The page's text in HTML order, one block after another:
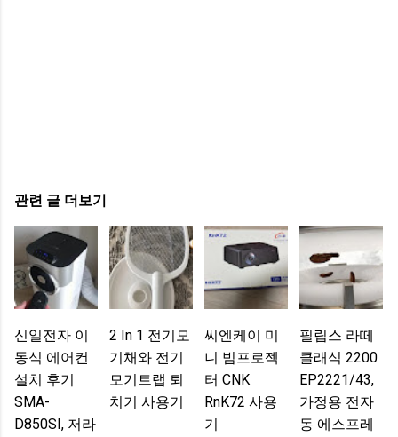
관련 글 더보기
신일전자 이
동식 에어컨
설치 후기
SMA-
D850SI, 저라
2 In 1 전기모
기채와 전기
모기트랩 퇴
치기 사용기
씨엔케이 미
니 빔프로젝
터 CNK
RnK72 사용
기
필립스 라떼
클래식 2200
EP2221/43,
가정용 전자
동 에스프레